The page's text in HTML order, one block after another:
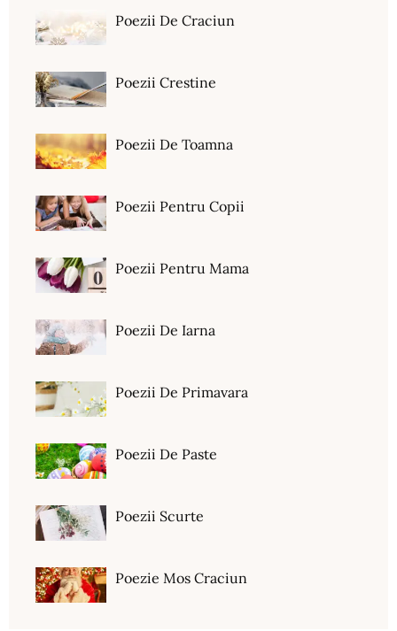
Poezii De Craciun
Poezii Crestine
Poezii De Toamna
Poezii Pentru Copii
Poezii Pentru Mama
Poezii De Iarna
Poezii De Primavara
Poezii De Paste
Poezii Scurte
Poezie Mos Craciun